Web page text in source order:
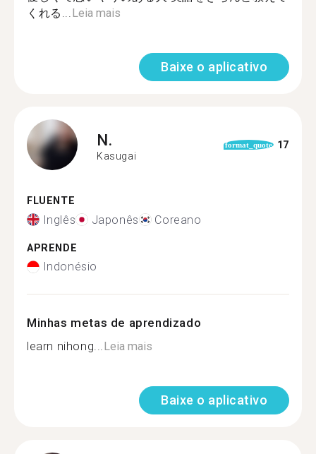
くれる...Leia mais
Baixe o aplicativo
N.
Kasugai
format_quote 17
FLUENTE
Inglês Japonês Coreano
APRENDE
Indonésio
Minhas metas de aprendizado
learn nihong...Leia mais
Baixe o aplicativo